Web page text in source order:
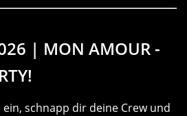
| MON AMOUR -
schnapp dir deine Crew und